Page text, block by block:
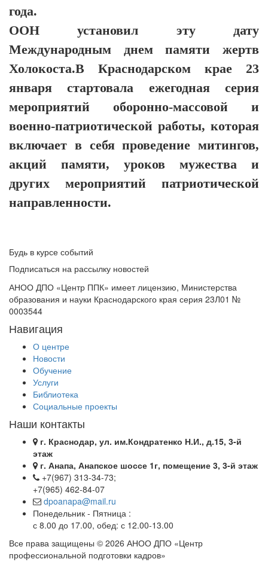
года.
ООН установил эту дату
Международным днем памяти жертв
Холокоста.В Краснодарском крае 23
января стартовала ежегодная серия
мероприятий оборонно-массовой и
военно-патриотической работы, которая
включает в себя проведение митингов,
акций памяти, уроков мужества и
других мероприятий патриотической
направленности.
Будь в курсе событий
Подписаться на рассылку новостей
АНОО ДПО «Центр ППК» имеет лицензию, Министерства
образования и науки Краснодарского края серия 23Л01 №
0003544
Навигация
О центре
Новости
Обучение
Услуги
Библиотека
Социальные проекты
Наши контакты
г. Краснодар, ул. им.Кондратенко Н.И., д.15, 3-й
этаж
г. Анапа, Анапское шоссе 1г, помещение 3, 3-й этаж
+7(967) 313-34-73;
+7(965) 462-84-07
dpoanapa@mail.ru
Понедельник - Пятница :
с 8.00 до 17.00, обед: с 12.00-13.00
Все права защищены © 2026 АНОО ДПО «Центр
профессиональной подготовки кадров»